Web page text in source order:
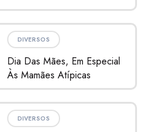
DIVERSOS
Dia Das Mães, Em Especial
Às Mamães Atípicas
DIVERSOS